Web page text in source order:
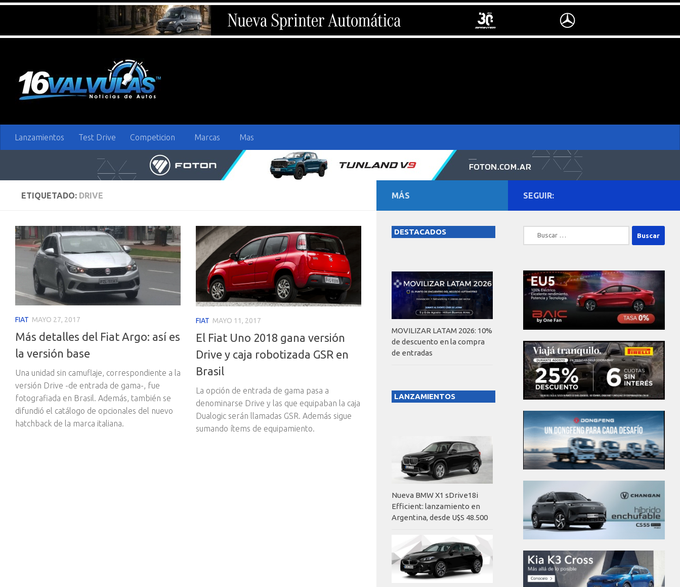
Lanzamientos Test Drive Competicion Marcas Mas
ETIQUETADO: DRIVE
FIAT MAYO 27, 2017
Más detalles del Fiat Argo: así es
la versión base
Una unidad sin camuflaje, correspondiente a la
versión Drive -de entrada de gama-, fue
fotografiada en Brasil. Además, también se
difundió el catálogo de opcionales del nuevo
hatchback de la marca italiana.
FIAT MAYO 11, 2017
El Fiat Uno 2018 gana versión
Drive y caja robotizada GSR en
Brasil
La opción de entrada de gama pasa a
denominarse Drive y las que equipaban la caja
Dualogic serán llamadas GSR. Además sigue
sumando ítems de equipamiento.
SEGUIR:
Buscar:
MÁS
DESTACADOS
MOVILIZAR LATAM 2026: 10%
de descuento en la compra
de entradas
LANZAMIENTOS
Nueva BMW X1 sDrive18i
Efficient: lanzamiento en
Argentina, desde U$S 48.500